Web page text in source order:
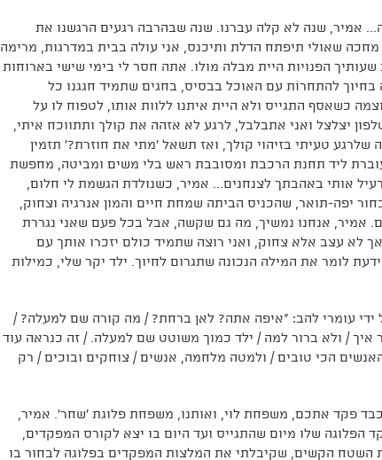
אמיר, שנה לא קלה עברנו. שנה שבהרבה רגעים הרגשנו את
מחכה שאולי תיפתח הדלת ותיכנס, אני עולה בבית במדרגות, מרימה
הפנויות היית מבלה מולו. אתה חסר לי בימי שישי בארוחות
להתחרוֹת עם האוכל בבסיס, בחגים שתמיד חגגנו כל
כשאסף התגייס ולא היית איתנו ללוות אותו, לטפוח לו על
יצלצל ואני אתבלבל, לרגע לא אזהה את קולך ותתווכח איתי,
שלרגע טעיתי בזיהוי קולך, ואז תשאל 'מתי את חוזרת?' תזמין
ליד תחנת הרכבת ומסובבת ראש בלי משים ומביטה, מחפשת
אותי באהבתך לצנחנים... אמיר, כשנולדת הגשמת לי חלום,
יפה-תואר, שהכניס הביתה שמחת חיים והמון אנרגיה וצחוק,
אמיר, אנחנו נמשיך, מה גם שקשה, אבל בכל פעם שאני נגררת
לא עצב אלא צחוק, ואני רוצה שתמיד כולם יזכרו אותך עם
לומר את המילה הנכונה שתגרום לחיוך. ילד יקר שלי, כמילות
ידי עומרי להב: "איפה אתה? לאן ברחת? / מה קורה שם למעלה? /
/ ולא ברור למה / ילד כמוך משוטט שם למעלה. / זה כנראה עוד
הכי טובים / ולמטה מלחמה, אנשים / צוחקים ובוכים / רק
פקד אתכם, משפחת לוי, ואותנו, משפחת פלוגת 'שחר'. אמיר,
הפלוגה שלו מיום שהתגייס ועד היום בו יצא לקורס המפקדים,
השטח הקשים, שקיבלתי את המלצות המפקדים בפלוגה לבחור בו